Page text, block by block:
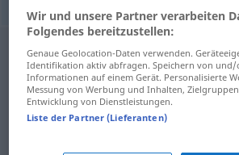
Wir und unsere Partner verarbeiten
Folgendes bereitzustellen:
Genaue Geolocation-Daten verwenden.
Identifikation aktiv abfragen. Speichern von
Informationen auf einem Gerät. Personalisierte
Messung von Werbung und Inhalten,
Entwicklung von Dienstleistungen.
Liste der Partner (Lieferanten)